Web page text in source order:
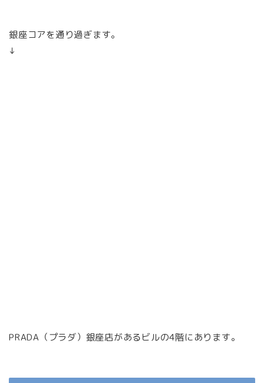
銀座コアを通り過ぎます。
↓
PRADA（プラダ）銀座店があるビルの4階にあります。